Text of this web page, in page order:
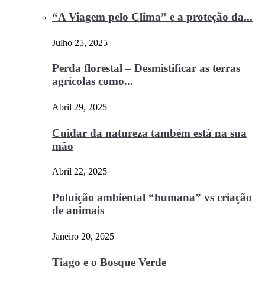
“A Viagem pelo Clima” e a proteção da...
Julho 25, 2025
Perda florestal – Desmistificar as terras
agrícolas como...
Abril 29, 2025
Cuidar da natureza também está na sua
mão
Abril 22, 2025
Poluição ambiental “humana” vs criação
de animais
Janeiro 20, 2025
Tiago e o Bosque Verde